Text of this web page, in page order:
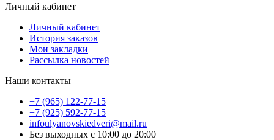
Личный кабинет
Личный кабинет
История заказов
Мои закладки
Рассылка новостей
Наши контакты
+7 (965) 122-77-15
+7 (925) 592-77-15
infoulyanovskiedveri@mail.ru
Без выходных с 10:00 до 20:00